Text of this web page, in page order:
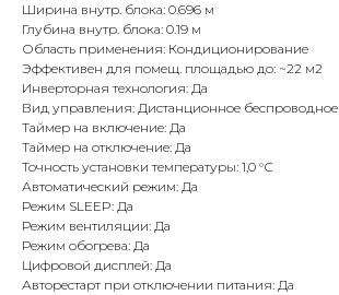
Ширина внутр. блока: 0.696 м
Глубина внутр. блока: 0.19 м
Область применения: Кондиционирование
Эффективен для помещ. площадью до: ~22 м2
Инверторная технология: Да
Вид управления: Дистанционное беспроводное
Таймер на включение: Да
Таймер на отключение: Да
Точность установки температуры: 1,0 °С
Автоматический режим: Да
Режим SLEEP: Да
Режим вентиляции: Да
Режим обогрева: Да
Цифровой дисплей: Да
Авторестарт при отключении питания: Да